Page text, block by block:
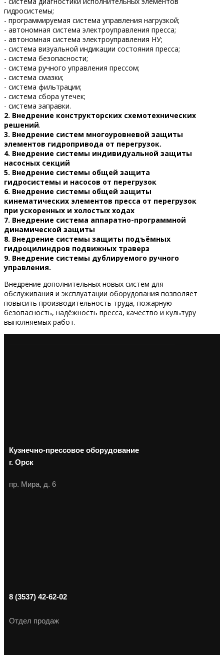
гидросистемы;
- программируемая система управления нагрузкой;
- автономная система электроуправления пресса;
- автономная система электроуправления НУ;
- система визуальной индикации состояния пресса;
- система безопасности;
- система ручного управления прессом;
- система смазки;
- система фильтрации;
- система сбора утечек;
- система заправки.
2. Внедрение конструкторских схемотехнических
решений.
3. Внедрение систем многоуровневой защиты
элементов гидропривода от перегрузок.
4. Внедрение системы индивидуальной защиты
насосных секций
5. Внедрение системы общей защита
гидросистемы и насосов от перегрузок
6. Внедрение системы общей защиты
кинематических элементов пресса от перегрузок
при ускоренных и холостых ходах
7. Внедрение система аппаратно-программной
динамической защиты
8. Внедрение системы защиты подъёмных
гидроцилиндров подвижных траверз
9. Внедрение системы дублируемого ручного
управления.
Внедрение дополнительных новых систем для
обслуживания и эксплуатации оборудования позволяет
повысить производительность труда, пожарную
безопасность, надёжность пресса, качество и культуру
выполняемых работ.
Кузнечно-прессовое оборудование
г. Орск
пр. Мира, д. 6
8 (3537) 42-62-02
Отдел продаж